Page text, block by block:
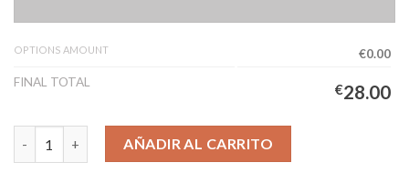
OPTIONS AMOUNT
€0.00
FINAL TOTAL
€28.00
Camiseta Brasil Segunda Equipación Hombre 2026/2027 -
AÑADIR AL CARRITO